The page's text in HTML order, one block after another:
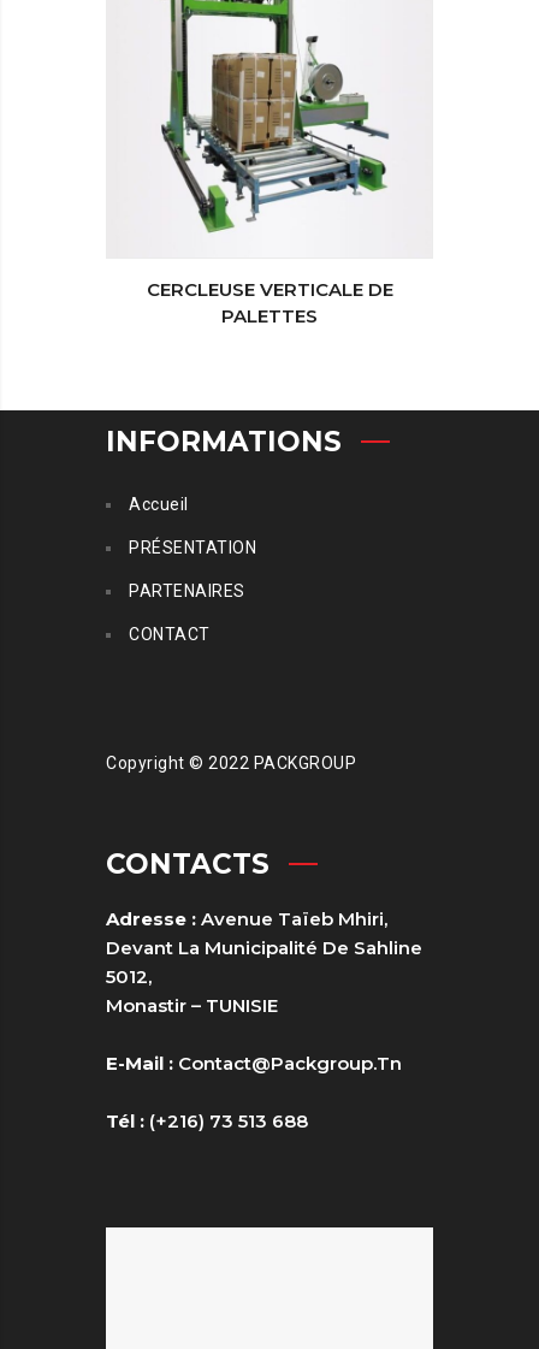
CERCLEUSE VERTICALE DE
PALETTES
INFORMATIONS
Accueil
PRÉSENTATION
PARTENAIRES
CONTACT
Copyright © 2022 PACKGROUP
CONTACTS
Adresse : Avenue Taïeb Mhiri,
Devant La Municipalité De Sahline
5012,
Monastir – TUNISIE
E-Mail : Contact@packgroup.tn
Tél : (+216) 73 513 688